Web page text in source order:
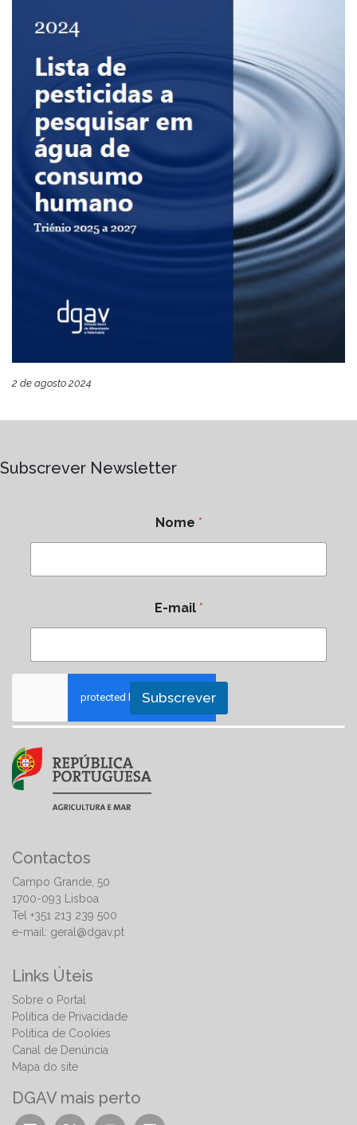
2 de agosto 2024
Subscrever Newsletter
Nome *
E-mail *
Subscrever
Contactos
Campo Grande, 50
1700-093 Lisboa
Tel +351 213 239 500
e-mail: geral@dgav.pt
Links Úteis
Sobre o Portal
Política de Privacidade
Política de Cookies
Canal de Denúncia
Mapa do site
DGAV mais perto